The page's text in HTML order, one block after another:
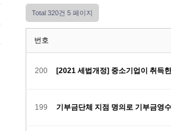
Total 320건 5 페이지
번호
200 [2021 세법개정] 중소기업이 취득
199 기부금단체 지점 명의로 기부금영